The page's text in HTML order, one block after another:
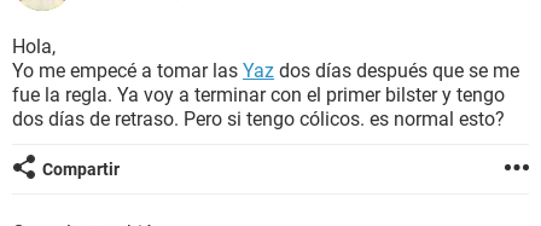
BIENESTAR
SEXUALIDAD
GLOSARIO
Hola,
Yo me empecé a tomar las Yaz dos días después que se me
fue la regla. Ya voy a terminar con el primer bilster y tengo
dos días de retraso. Pero si tengo cólicos. es normal esto?
Compartir